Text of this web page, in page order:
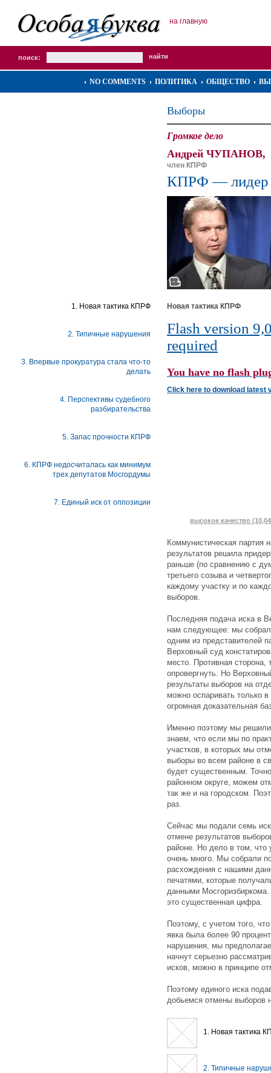
на главную
поиск:
NO COMMENTS ПОЛИТИКА ОБЩЕСТВО
Выборы
Громкое дело
Андрей ЧУПАНОВ,
член КПРФ
КПРФ — лидер
1. Новая тактика КПРФ
2. Типичные нарушения
3. Впервые прокуратура стала что-то
делать
4. Перспективы судебного
разбирательства
5. Запас прочности КПРФ
6. КПРФ недосчиталась как минимум
трех депутатов Мосгордумы
7. Единый иск от оппозиции
Новая тактика КПРФ
Flash version
required
You have no flash
Click here to download latest
высокое качество
Коммунистическая партия
результатов решила
раньше (по сравнению с
третьего созыва и
каждому участку и по
выборов.
Последняя подача иска в
нам следующее: мы
одним из представителей
Верховный суд
место. Противная сторона,
опровергнуть. Но
результаты выборов на
можно оспаривать только
огромная доказательная
Именно поэтому мы
знаем, что если мы по
участков, в которых мы
выборы во всем районе в
будет существенным.
районном округе, можем
так же и на городском.
раз.
Сейчас мы подали семь
отмене результатов
районе. Но дело в том, что
очень много. Мы собрали
расхождения с нашими
печатями, которые
данными
это существенная цифра.
Поэтому, с учетом того,
явка была более 90
нарушения, мы
начнут серьезно
исков, можно в принципе
Поэтому единого иска
добьемся отмены выборов
1. Новая тактика
2. Типичные